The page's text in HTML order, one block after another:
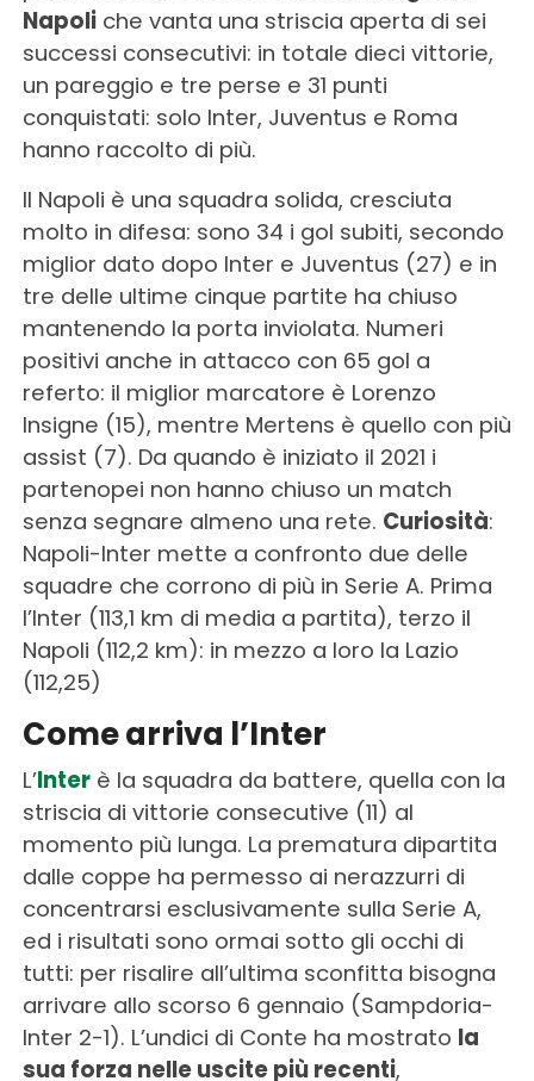
Napoliche vanta una striscia aperta di sei
successi consecutivi: in totale dieci vittorie,
un pareggio e tre perse e 31 punti
conquistati: solo Inter, Juventus e Roma
hanno raccolto di più.
Il Napoli è una squadra solida, cresciuta
molto in difesa: sono 34 i gol subiti, secondo
miglior dato dopo Inter e Juventus (27) e in
tre delle ultime cinque partite ha chiuso
mantenendo la porta inviolata. Numeri
positivi anche in attacco con 65 gol a
referto: il miglior marcatore è Lorenzo
Insigne (15), mentre Mertens è quello con più
assist (7). Da quando è iniziato il 2021 i
partenopei non hanno chiuso un match
senza segnare almeno una rete. Curiosità:
Napoli-Inter mette a confronto due delle
squadre che corrono di più in Serie A. Prima
l’Inter (113,1 km di media a partita), terzo il
Napoli (112,2 km): in mezzo a loro la Lazio
(112,25)
Come arriva l’Inter
L’Inter è la squadra da battere, quella con la
striscia di vittorie consecutive (11) al
momento più lunga. La prematura dipartita
dalle coppe ha permesso ai nerazzurri di
concentrarsi esclusivamente sulla Serie A,
ed i risultati sono ormai sotto gli occhi di
tutti: per risalire all’ultima sconfitta bisogna
arrivare allo scorso 6 gennaio (Sampdoria-
Inter 2-1). L’undici di Conte ha mostrato la
sua forza nelle uscite più recenti,